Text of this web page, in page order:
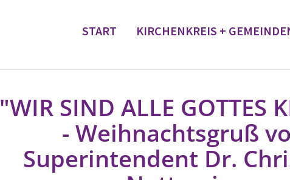
START KIRCHENKREIS +
"WIR SIND ALLE GOTTES
- Weihnachtsgruß
Superintendent Dr.